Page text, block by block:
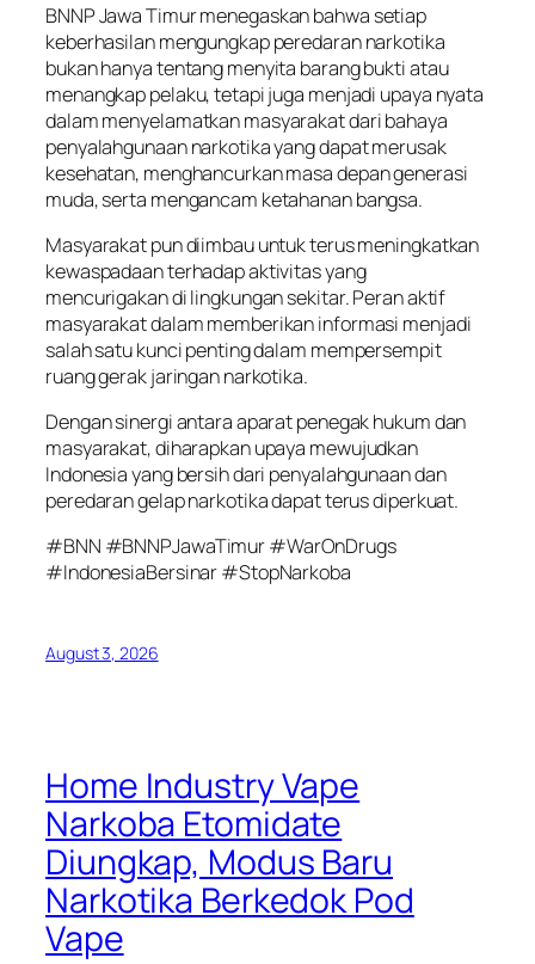
BNNP Jawa Timur menegaskan bahwa setiap
keberhasilan mengungkap peredaran narkotika
bukan hanya tentang menyita barang bukti atau
menangkap pelaku, tetapi juga menjadi upaya nyata
dalam menyelamatkan masyarakat dari bahaya
penyalahgunaan narkotika yang dapat merusak
kesehatan, menghancurkan masa depan generasi
muda, serta mengancam ketahanan bangsa.
Masyarakat pun diimbau untuk terus meningkatkan
kewaspadaan terhadap aktivitas yang
mencurigakan di lingkungan sekitar. Peran aktif
masyarakat dalam memberikan informasi menjadi
salah satu kunci penting dalam mempersempit
ruang gerak jaringan narkotika.
Dengan sinergi antara aparat penegak hukum dan
masyarakat, diharapkan upaya mewujudkan
Indonesia yang bersih dari penyalahgunaan dan
peredaran gelap narkotika dapat terus diperkuat.
#BNN #BNNPJawaTimur #WarOnDrugs
#IndonesiaBersinar #StopNarkoba
August 3, 2026
Home Industry Vape
Narkoba Etomidate
Diungkap, Modus Baru
Narkotika Berkedok Pod
Vape